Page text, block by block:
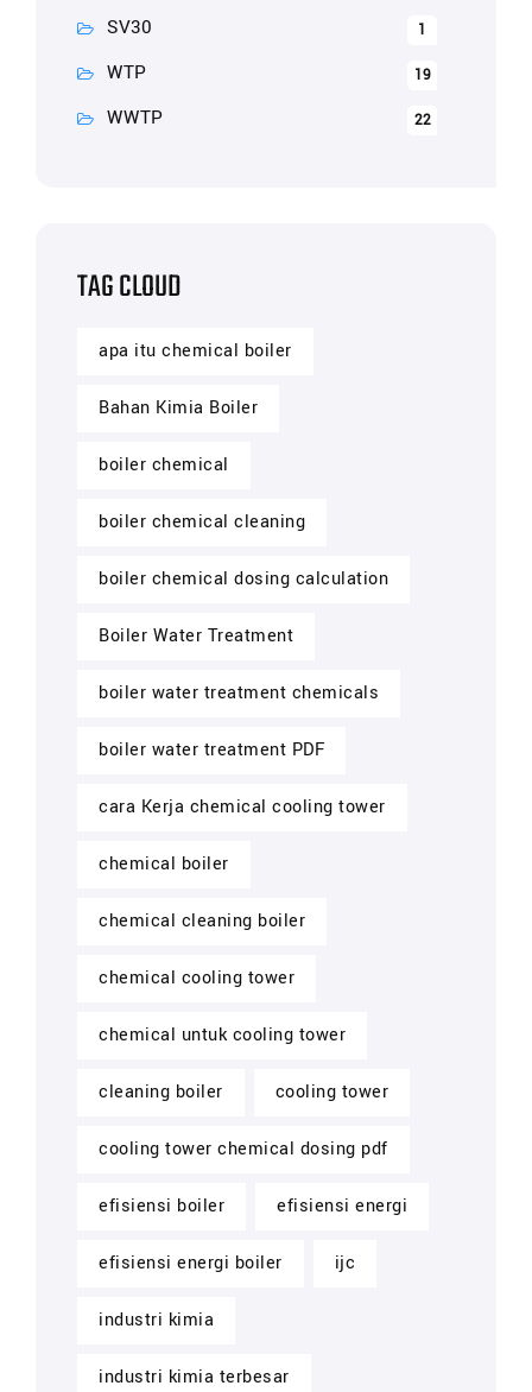
SV30 1
WTP 19
WWTP 22
TAG CLOUD
apa itu chemical boiler
Bahan Kimia Boiler
boiler chemical
boiler chemical cleaning
boiler chemical dosing calculation
Boiler Water Treatment
boiler water treatment chemicals
boiler water treatment PDF
cara Kerja chemical cooling tower
chemical boiler
chemical cleaning boiler
chemical cooling tower
chemical untuk cooling tower
cleaning boiler cooling tower
cooling tower chemical dosing pdf
efisiensi boiler efisiensi energi
efisiensi energi boiler ijc
industri kimia
industri kimia terbesar